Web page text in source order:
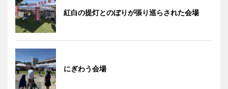
紅白の提灯とのぼりが張り巡らされた会場
にぎわう会場